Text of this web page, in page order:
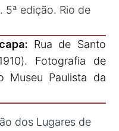
. 5ª edição. Rio de
Rua de Santo
Fotografia de
Museu Paulista da
dos Lugares de